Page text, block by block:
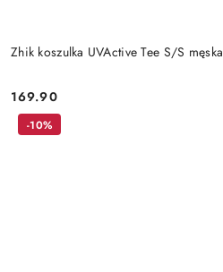
Zhik koszulka UVActive Tee S/S męska
Cena:
169.90
-10%